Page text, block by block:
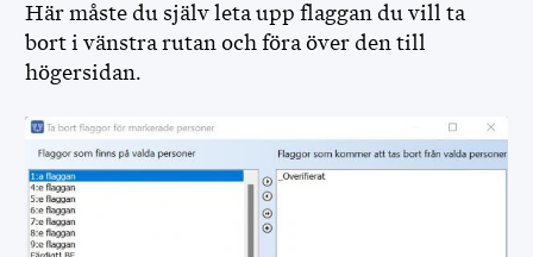
Här måste du själv leta upp flaggan du vill ta
bort i vänstra rutan och föra över den till
högersidan.